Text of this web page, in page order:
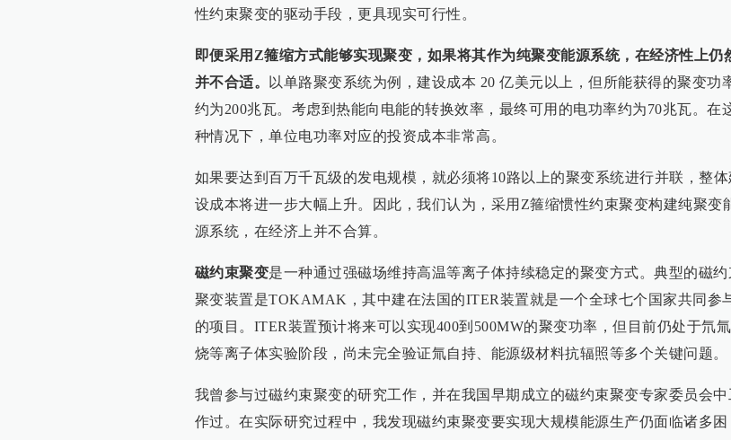
性约束聚变的驱动手段，更具现实可行性。
即便采用Z箍缩方式能够实现聚变，如果将其作为纯聚变能源系统，在经济性上仍
并不合适。
以单路聚变系统为例，建设成本 20 亿美元以上，但所能获得的聚变功
约为200兆瓦。考虑到热能向电能的转换效率，最终可用的电功率约为70兆瓦。在
种情况下，单位电功率对应的投资成本非常高。
如果要达到百万千瓦级的发电规模，就必须将10路以上的聚变系统进行并联，整体
设成本将进一步大幅上升。因此，我们认为，采用Z箍缩惯性约束聚变构建纯聚变
源系统，在经济上并不合算。
磁约束聚变是一种通过强磁场维持高温等离子体持续稳定的聚变方式。典型的磁约
聚变装置是TOKAMAK，其中建在法国的ITER装置就是一个全球七个国家共同参
的项目。ITER装置预计将来可以实现400到500MW的聚变功率，但目前仍处于氘
烧等离子体实验阶段，尚未完全验证氚自持、能源级材料抗辐照等多个关键问题。
我曾参与过磁约束聚变的研究工作，并在我国早期成立的磁约束聚变专家委员会中
作过。在实际研究过程中，我发现磁约束聚变要实现大规模能源生产仍面临诸多困